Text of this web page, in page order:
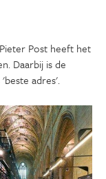
Post heeft het
Daarbij is de
adres'.